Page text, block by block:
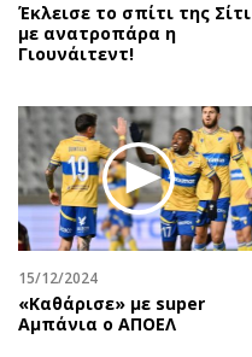
Έκλεισε το σπίτι της Σίτι
με ανατροπάρα η
Γιουνάιτεντ!
15/12/2024
«Καθάρισε» με super
Αμπάνια ο ΑΠΟΕΛ